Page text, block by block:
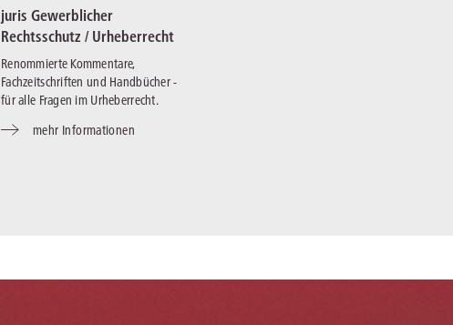
juris Gewerblicher
Rechtsschutz / Urheberrecht
Renommierte Kommentare,
Fachzeitschriften und Handbücher -
für alle Fragen im Urheberrecht.
mehr Informationen